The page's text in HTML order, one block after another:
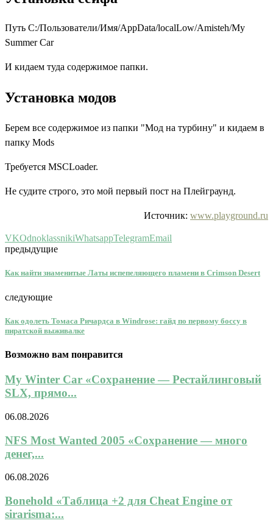
Путь C:/Пользователи/Имя/AppData/localLow/Amisteh/My
Summer Car
И кидаем туда содержимое папки.
Установка модов
Берем все содержимое из папки "Мод на турбину" и кидаем в
папку Mods
Требуется MSCLoader.
Не судите строго, это мой первый пост на Плейграунд.
Источник: www.playground.ru
VKOdnoklassnikiWhatsappTelegramEmail
предыдущие
Как найти знаменитые Латы испепеляющего пламени в Crimson Desert
следующие
Как одолеть Томаса Ричардса в Windrose: гайд по первому боссу в
пиратской выживалке
Возможно вам понравится
My Winter Car «Сохранение — Рестайлинговый
SLX, прямо...
06.08.2026
NFS Most Wanted 2005 «Сохранение — много
денег,...
06.08.2026
Bonehold «Таблица +2 для Cheat Engine от
sirarisma:...